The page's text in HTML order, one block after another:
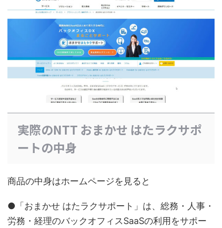
実際のNTT おまかせ はたラクサポ
ートの中身
商品の中身はホームページを見ると
●「おまかせ はたラクサポート」は、総務・人事・
労務・経理のバックオフィスSaaSの利用をサポー